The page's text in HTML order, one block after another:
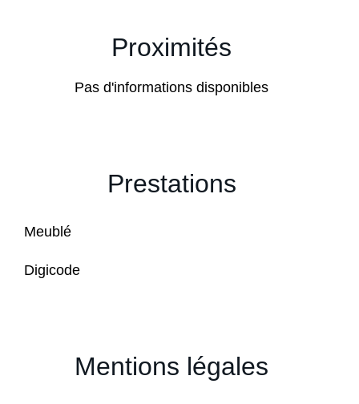
Proximités
Pas d'informations disponibles
Prestations
Meublé
Digicode
Mentions légales